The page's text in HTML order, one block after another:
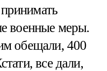
военные меры.
обещали, 400
все дали,